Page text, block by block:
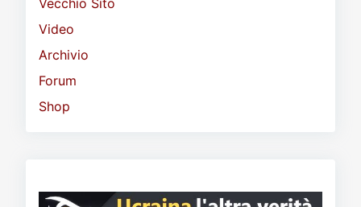
Video
Archivio
Forum
Shop